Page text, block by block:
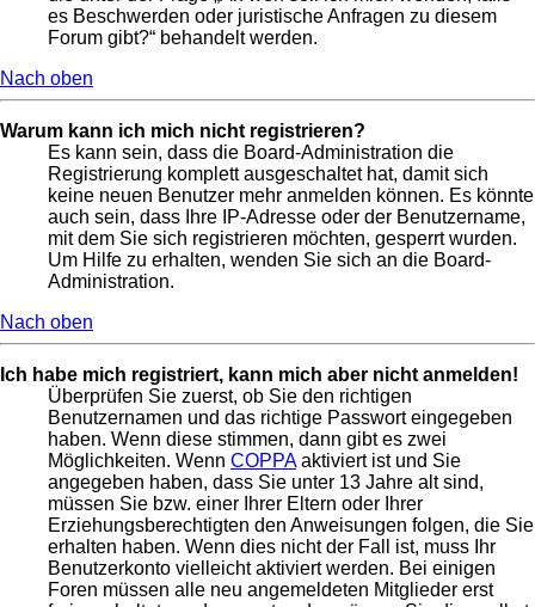
es Beschwerden oder juristische Anfragen zu diesem
Forum gibt?“ behandelt werden.
Nach oben
Warum kann ich mich nicht registrieren?
Es kann sein, dass die Board-Administration die
Registrierung komplett ausgeschaltet hat, damit sich
keine neuen Benutzer mehr anmelden können. Es könnte
auch sein, dass Ihre IP-Adresse oder der Benutzername,
mit dem Sie sich registrieren möchten, gesperrt wurden.
Um Hilfe zu erhalten, wenden Sie sich an die Board-
Administration.
Nach oben
Ich habe mich registriert, kann mich aber nicht anmelden!
Überprüfen Sie zuerst, ob Sie den richtigen
Benutzernamen und das richtige Passwort eingegeben
haben. Wenn diese stimmen, dann gibt es zwei
Möglichkeiten. Wenn COPPAaktiviert ist und Sie
angegeben haben, dass Sie unter 13 Jahre alt sind,
müssen Sie bzw. einer Ihrer Eltern oder Ihrer
Erziehungsberechtigten den Anweisungen folgen, die Sie
erhalten haben. Wenn dies nicht der Fall ist, muss Ihr
Benutzerkonto vielleicht aktiviert werden. Bei einigen
Foren müssen alle neu angemeldeten Mitglieder erst